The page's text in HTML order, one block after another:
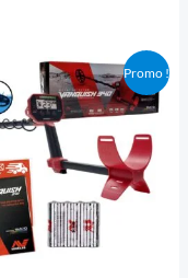
Promo !